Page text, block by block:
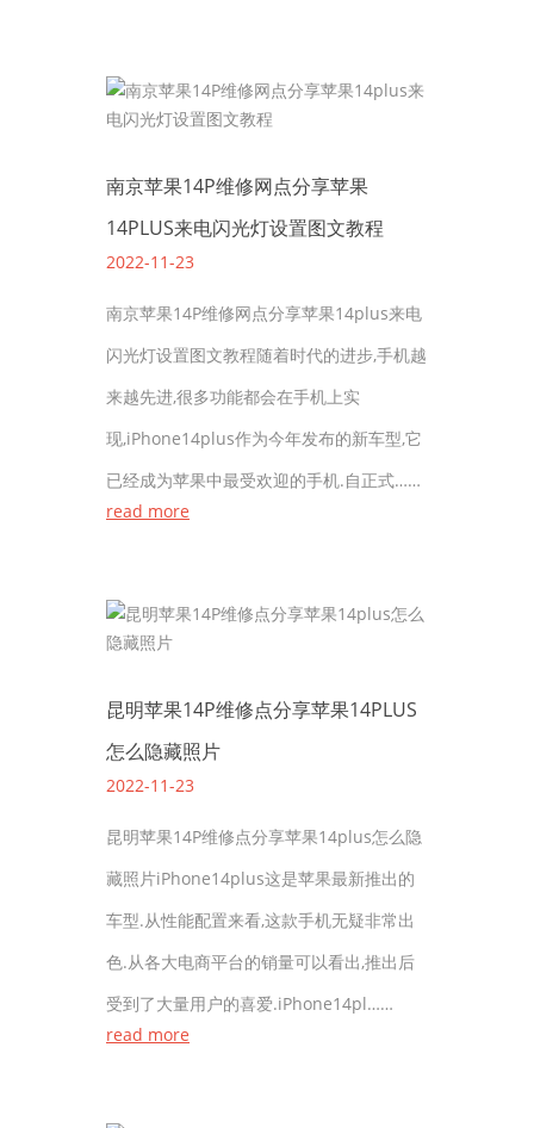
南京苹果14P维修网点分享苹果
14PLUS来电闪光灯设置图文教程
2022-11-23
南京苹果14P维修网点分享苹果14plus来电
闪光灯设置图文教程随着时代的进步,手机越
来越先进,很多功能都会在手机上实
现,iPhone14plus作为今年发布的新车型,它
已经成为苹果中最受欢迎的手机.自正式……
read more
昆明苹果14P维修点分享苹果14PLUS
怎么隐藏照片
2022-11-23
昆明苹果14P维修点分享苹果14plus怎么隐
藏照片iPhone14plus这是苹果最新推出的
车型.从性能配置来看,这款手机无疑非常出
色.从各大电商平台的销量可以看出,推出后
受到了大量用户的喜爱.iPhone14pl……
read more